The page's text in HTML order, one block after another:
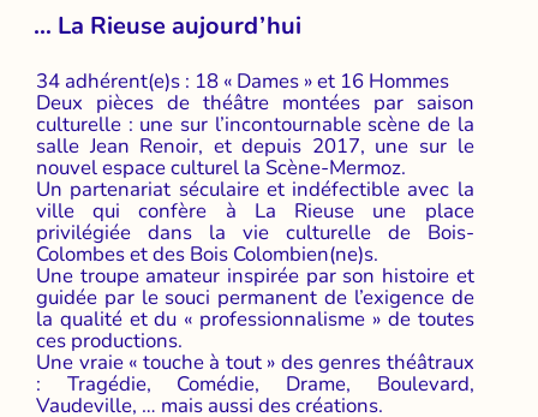
… La Rieuse aujourd’hui
34 adhérent(e)s : 18 « Dames » et 16 Hommes
Deux pièces de théâtre montées par saison
culturelle : une sur l’incontournable scène de la
salle Jean Renoir, et depuis 2017, une sur le
nouvel espace culturel la Scène-Mermoz.
Un partenariat séculaire et indéfectible avec la
ville qui confère à La Rieuse une place
privilégiée dans la vie culturelle de Bois-
Colombes et des Bois Colombien(ne)s.
Une troupe amateur inspirée par son histoire et
guidée par le souci permanent de l’exigence de
la qualité et du « professionnalisme » de toutes
ces productions.
Une vraie « touche à tout » des genres théâtraux
: Tragédie, Comédie, Drame, Boulevard,
Vaudeville, … mais aussi des créations.